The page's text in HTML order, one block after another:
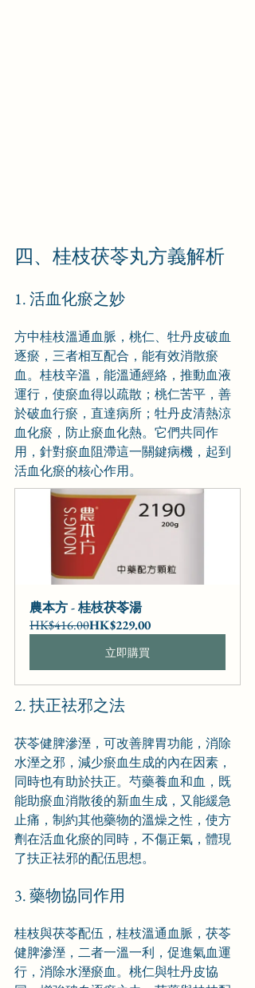
四、桂枝茯苓丸方義解析
1. 活血化瘀之妙
方中桂枝溫通血脈，桃仁、牡丹皮破血
逐瘀，三者相互配合，能有效消散瘀
血。桂枝辛溫，能溫通經絡，推動血液
運行，使瘀血得以疏散；桃仁苦平，善
於破血行瘀，直達病所；牡丹皮清熱涼
血化瘀，防止瘀血化熱。它們共同作
用，針對瘀血阻滯這一關鍵病機，起到
活血化瘀的核心作用。
農本方 - 桂枝茯苓湯
HK$416.00HK$229.00
立即購買
2. 扶正祛邪之法
茯苓健脾滲溼，可改善脾胃功能，消除
水溼之邪，減少瘀血生成的內在因素，
同時也有助於扶正。芍藥養血和血，既
能助瘀血消散後的新血生成，又能緩急
止痛，制約其他藥物的溫燥之性，使方
劑在活血化瘀的同時，不傷正氣，體現
了扶正祛邪的配伍思想。
3. 藥物協同作用
桂枝與茯苓配伍，桂枝溫通血脈，茯苓
健脾滲溼，二者一溫一利，促進氣血運
行，消除水溼瘀血。桃仁與牡丹皮協